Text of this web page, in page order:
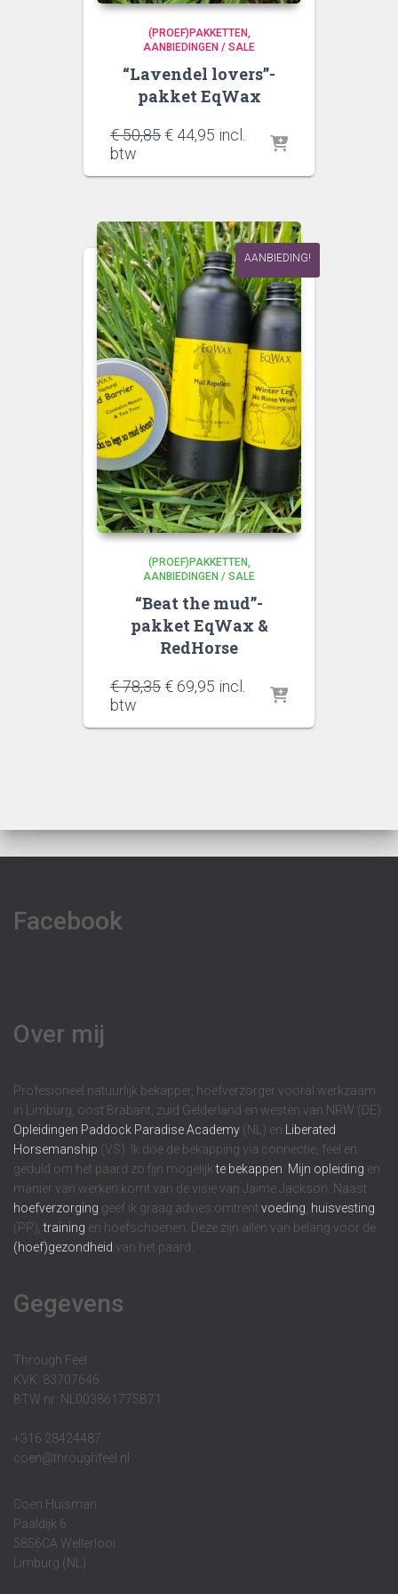
(PROEF)PAKKETTEN
AANBIEDINGEN / SALE
“Lavendel lovers”-
pakket EqWax
€50,85 Oorspronkelijke
€ 44,95 Huidige
incl.
btw
AANBIEDING!
(PROEF)PAKKETTEN
AANBIEDINGEN / SALE
“Beat the mud”-
pakket EqWax &
RedHorse
€78,35 Oorspronkelijke
€ 69,95 Huidige
incl.
btw
Facebook
Over mij
Profesioneel natuurlijk bekapper, hoefverzorger vooral werkzaam
in Limburg, oost Brabant, zuid Gelderland en westen van NRW (DE).
Opleidingen Paddock Paradise Academy (NL) en
Liberated
Horsemanship (VS). Ik doe de bekapping via connectie, feel en
geduld om het paard zo fijn mogelijkte bekappen Mijn opleiding en
manier van werken komt van de visie van Jaime Jackson. Naast
hoefverzorging geef ik graag advies omtrent voeding huisvesting
(PP),training en hoefschoenen. Deze zijn allen van belang voor de
(hoef)gezondheid van het paard.
Gegevens
Through Feel
KVK: 83707646
BTW nr: NL003861775B71
+316 28424487
coen@throughfeel.nl
Coen Huisman
Paaldijk 6
5856CA Wellerlooi
Limburg (NL)